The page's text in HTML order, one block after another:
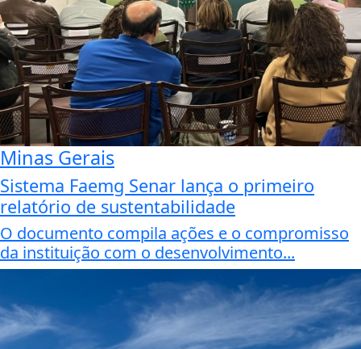
Minas Gerais
Sistema Faemg Senar lança o primeiro
relatório de sustentabilidade
O documento compila ações e o compromisso
da instituição com o desenvolvimento...